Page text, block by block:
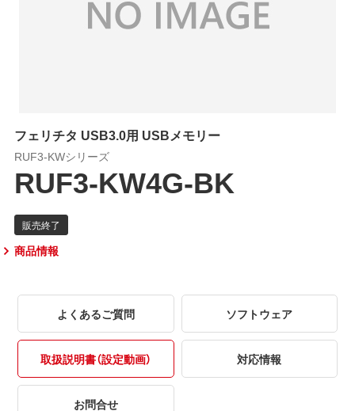
フェリチタ USB3.0用 USBメモリー
RUF3-KWシリーズ
RUF3-KW4G-BK
商品情報
よくあるご質問 ソフトウェア
取扱説明書（設定動画） 対応情報
お問合せ